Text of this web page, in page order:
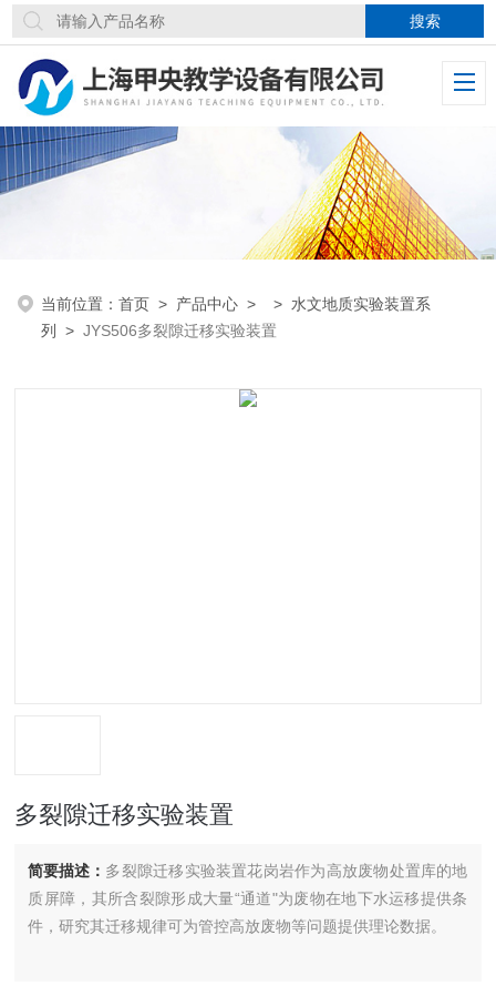
当前位置：首页 > 产品中心 > > 水文地质实验装置系
列
>JYS506多裂隙迁移实验装置
多裂隙迁移实验装置
简要描述： 多裂隙迁移实验装置花岗岩作为高放废物处置库的地
质屏障，其所含裂隙形成大量“通道"为废物在地下水运移提供条
件，研究其迁移规律可为管控高放废物等问题提供理论数据。